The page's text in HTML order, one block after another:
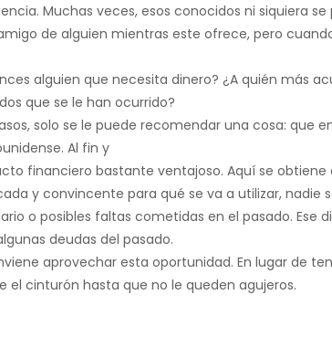
Muchas veces, esos conocidos ni siquiera
de alguien mientras este ofrece, pero
alguien que necesita dinero? ¿A quién más
que se le han ocurrido?
solo se le puede recomendar una cosa: que
Al fin y
financiero bastante ventajoso. Aquí se obtiene
y convincente para qué se va a utilizar, nadie
o posibles faltas cometidas en el pasado. Ese
deudas del pasado.
aprovechar esta oportunidad. En lugar de
el cinturón hasta que no le queden agujeros.